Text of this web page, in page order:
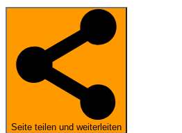
Seite teilen und weiterleiten